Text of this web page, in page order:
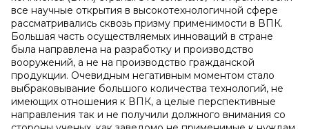
все научные открытия в высокотехнологичной сфере
рассматривались сквозь призму применимости в ВПК.
Большая часть осуществляемых инноваций в стране
была направлена на разработку и производство
вооружений, а не на производство гражданской
продукции. Очевидным негативным моментом стало
выбраковывание большого количества технологий, не
имеющих отношения к ВПК, а целые перспективные
направления так и не получили должного внимания со